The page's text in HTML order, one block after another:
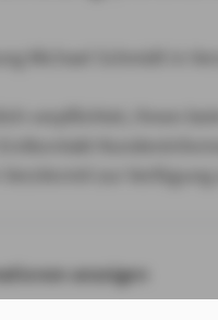
anzeigen